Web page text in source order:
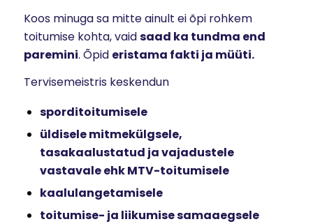
Koos minuga sa mitte ainult ei õpi rohkem
toitumise kohta, vaidsaad ka tundma end
paremini. Õpid eristama fakti ja müüti.
Tervisemeistris keskendun
sporditoitumisele
üldisele mitmekülgsele,
tasakaalustatud ja vajadustele
vastavale ehk MTV-toitumisele
kaalulangetamisele
toitumise- ja liikumise samaaegsele